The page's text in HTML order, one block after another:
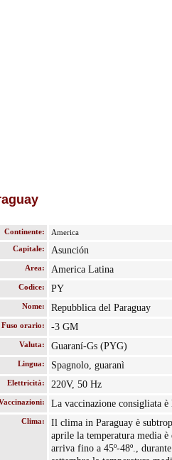
Continente:
America
Capitale:
Asunción
Area: America Latina
Codice: PY
Nome: Repubblica del Paraguay
Fuso orario: -3 GM
Valuta: Guaraní-Gs (PYG)
Lingua: Spagnolo, guaranì
Elettricità: 220V, 50 Hz
La vaccinazione consigliata
Clima:
Il clima in Paraguay è
aprile la temperatura media
arriva fino a 45º-48º.,